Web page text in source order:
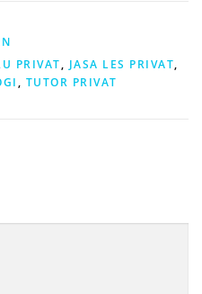
PRIVAT, JASA LES PRIVAT,
, TUTOR PRIVAT